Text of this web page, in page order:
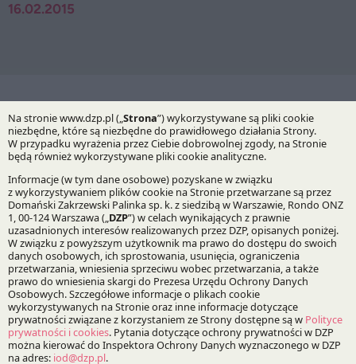
16.02.2015
Bądź na bieżąco z DZP
Zapisz
O Kancelarii
O DZP
Zespół
Nasze doradztwo
Alerty prawne
Wydarzenia